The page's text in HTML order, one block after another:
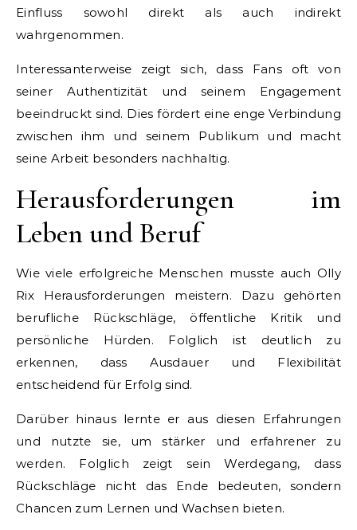
Einfluss sowohl direkt als auch indirekt
wahrgenommen.
Interessanterweise zeigt sich, dass Fans oft von
seiner Authentizität und seinem Engagement
beeindruckt sind. Dies fördert eine enge Verbindung
zwischen ihm und seinem Publikum und macht
seine Arbeit besonders nachhaltig.
Herausforderungen im
Leben und Beruf
Wie viele erfolgreiche Menschen musste auch Olly
Rix Herausforderungen meistern. Dazu gehörten
berufliche Rückschläge, öffentliche Kritik und
persönliche Hürden. Folglich ist deutlich zu
erkennen, dass Ausdauer und Flexibilität
entscheidend für Erfolg sind.
Darüber hinaus lernte er aus diesen Erfahrungen
und nutzte sie, um stärker und erfahrener zu
werden. Folglich zeigt sein Werdegang, dass
Rückschläge nicht das Ende bedeuten, sondern
Chancen zum Lernen und Wachsen bieten.